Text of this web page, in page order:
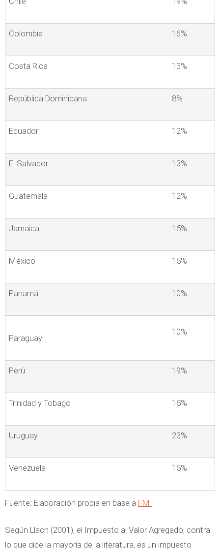
Colombia 16%
Costa Rica 13%
República Dominicana 8%
Ecuador 12%
El Salvador 13%
Guatemala 12%
Jamaica 15%
México 15%
Panamá 10%
Paraguay
10%
Perú 19%
Trinidad y Tobago 15%
Uruguay 23%
Venezuela 15%
Fuente: Elaboración propia en base a FMI
Según Llach (2001), el Impuesto al Valor Agregado, contra
lo que dice la mayoría de la literatura, es un impuesto